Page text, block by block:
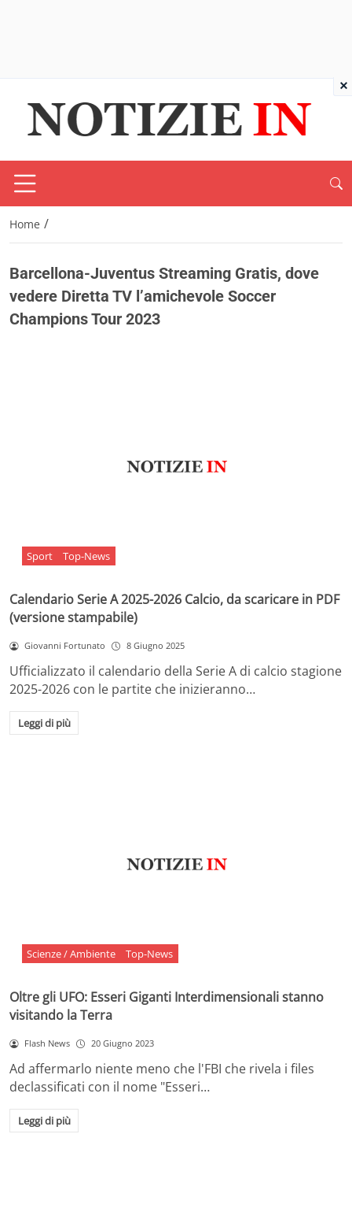
Home /
Barcellona-Juventus Streaming Gratis, dove
vedere Diretta TV l’amichevole Soccer
Champions Tour 2023
Sport Top-News
Calendario Serie A 2025-2026 Calcio, da scaricare in PDF
(versione stampabile)
Giovanni Fortunato 8 Giugno 2025
Ufficializzato il calendario della Serie A di calcio stagione
2025-2026 con le partite che inizieranno…
Leggi di più
Scienze / Ambiente Top-News
Oltre gli UFO: Esseri Giganti Interdimensionali stanno
visitando la Terra
Flash News 20 Giugno 2023
Ad affermarlo niente meno che l'FBI che rivela i files
declassificati con il nome "Esseri…
Leggi di più
×